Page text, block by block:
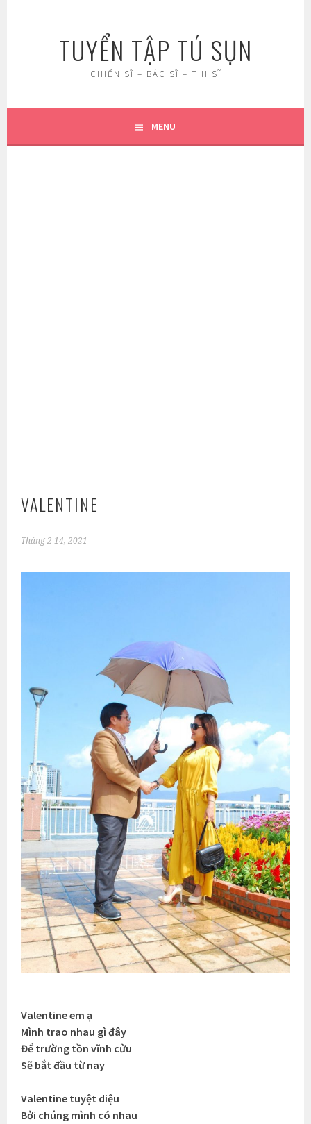
TUYỂN TẬP TÚ SỤN
CHIẾN SĨ – BÁC SĨ – THI SĨ
MENU
VALENTINE
Tháng 2 14, 2021
Valentine em ạ
Mình trao nhau gì đây
Để trường tồn vĩnh cửu
Sẽ bắt đầu từ nay
Valentine tuyệt diệu
Bởi chúng mình có nhau